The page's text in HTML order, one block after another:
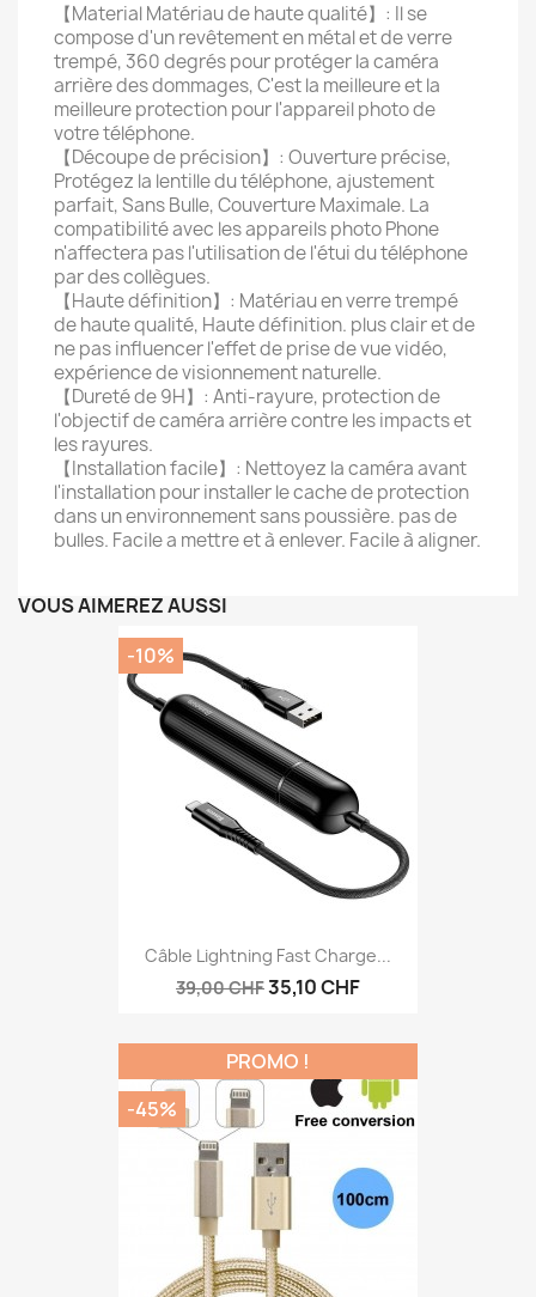
【Material Matériau de haute qualité】: Il se
compose d'un revêtement en métal et de verre
trempé, 360 degrés pour protéger la caméra
arrière des dommages, C'est la meilleure et la
meilleure protection pour l'appareil photo de
votre téléphone.
【Découpe de précision】: Ouverture précise,
Protégez la lentille du téléphone, ajustement
parfait, Sans Bulle, Couverture Maximale. La
compatibilité avec les appareils photo Phone
n'affectera pas l'utilisation de l'étui du téléphone
par des collègues.
【Haute définition】: Matériau en verre trempé
de haute qualité, Haute définition. plus clair et de
ne pas influencer l'effet de prise de vue vidéo,
expérience de visionnement naturelle.
【Dureté de 9H】: Anti-rayure, protection de
l'objectif de caméra arrière contre les impacts et
les rayures.
【Installation facile】: Nettoyez la caméra avant
l'installation pour installer le cache de protection
dans un environnement sans poussière. pas de
bulles. Facile a mettre et à enlever. Facile à aligner.
VOUS AIMEREZ AUSSI
Câble Lightning Fast Charge...
39,00 CHF35,10 CHF
-10%
PROMO !
-45%